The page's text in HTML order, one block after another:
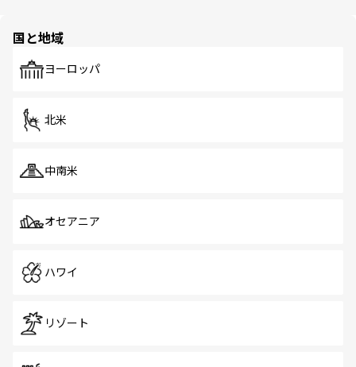
で、ホーカーズは地元の風情を楽しめる外せないスポット
国と地域
ヨーロッパ
北米
中南米
オセアニア
ハワイ
リゾート